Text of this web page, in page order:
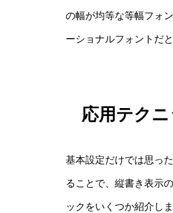
の幅が均等な等幅フォ
ーショナルフォントだ
応用テク
基本設定だけでは思っ
ることで、縦書き表示
ックをいくつか紹介しま